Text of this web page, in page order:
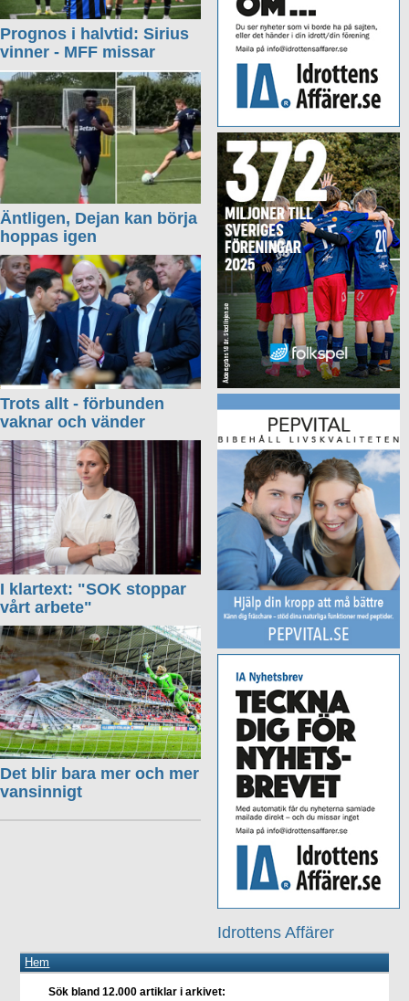
Idrottens Affärer
Prognos i halvtid: Sirius
vinner - MFF missar
Äntligen, Dejan kan börja
hoppas igen
Trots allt - förbunden
vaknar och vänder
I klartext: "SOK stoppar
vårt arbete"
Det blir bara mer och mer
vansinnigt
Hem
Sök bland 12.000 artiklar i arkivet: